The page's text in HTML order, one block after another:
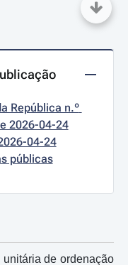
República n.º
2026-04-24
04-24
públicas
de ordenação